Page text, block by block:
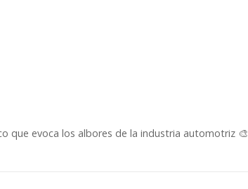
que evoca los albores de la industria automotriz 🎨